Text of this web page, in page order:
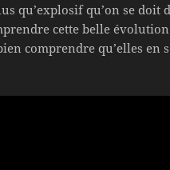
qu’explosif qu’on se doit
cette belle
comprendre qu’elles en